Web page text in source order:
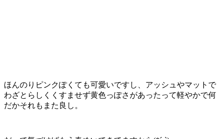
ほんのりピンクぽくても可愛いですし、アッシュやマットで
わざとらしくくすませず黄色っぽさがあったって軽やかで何
だかそれもまた良し。